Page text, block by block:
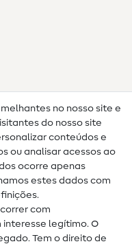
no nosso site e
do nosso site
conteúdos e
ou analisar acessos ao
ocorre apenas
estes dados com
com
interesse legítimo. O
Tem o direito de